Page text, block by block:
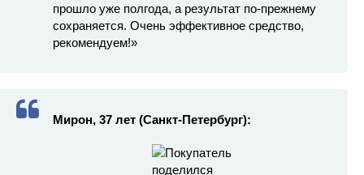
прошло уже полгода, а результат по-прежнему
сохраняется. Очень эффективное средство,
рекомендуем!»
Мирон, 37 лет (Санкт-Петербург):